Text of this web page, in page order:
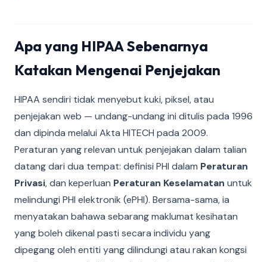
Apa yang HIPAA Sebenarnya
Katakan Mengenai Penjejakan
HIPAA sendiri tidak menyebut kuki, piksel, atau
penjejakan web — undang-undang ini ditulis pada 1996
dan dipinda melalui Akta HITECH pada 2009.
Peraturan yang relevan untuk penjejakan dalam talian
datang dari dua tempat: definisi PHI dalam Peraturan
Privasi, dan keperluan Peraturan Keselamatan untuk
melindungi PHI elektronik (ePHI). Bersama-sama, ia
menyatakan bahawa sebarang maklumat kesihatan
yang boleh dikenal pasti secara individu yang
dipegang oleh entiti yang dilindungi atau rakan kongsi